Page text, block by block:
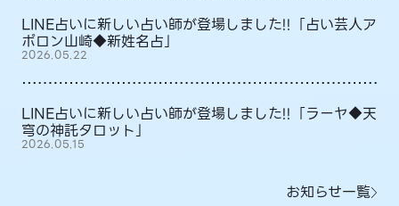
LINE占いに新しい占い師が登場しました!!「占い芸人ア
ポロン山崎◆新姓名占」
2026.05.22
LINE占いに新しい占い師が登場しました!!「ラーヤ◆天
穹の神託タロット」
2026.05.15
お知らせ一覧